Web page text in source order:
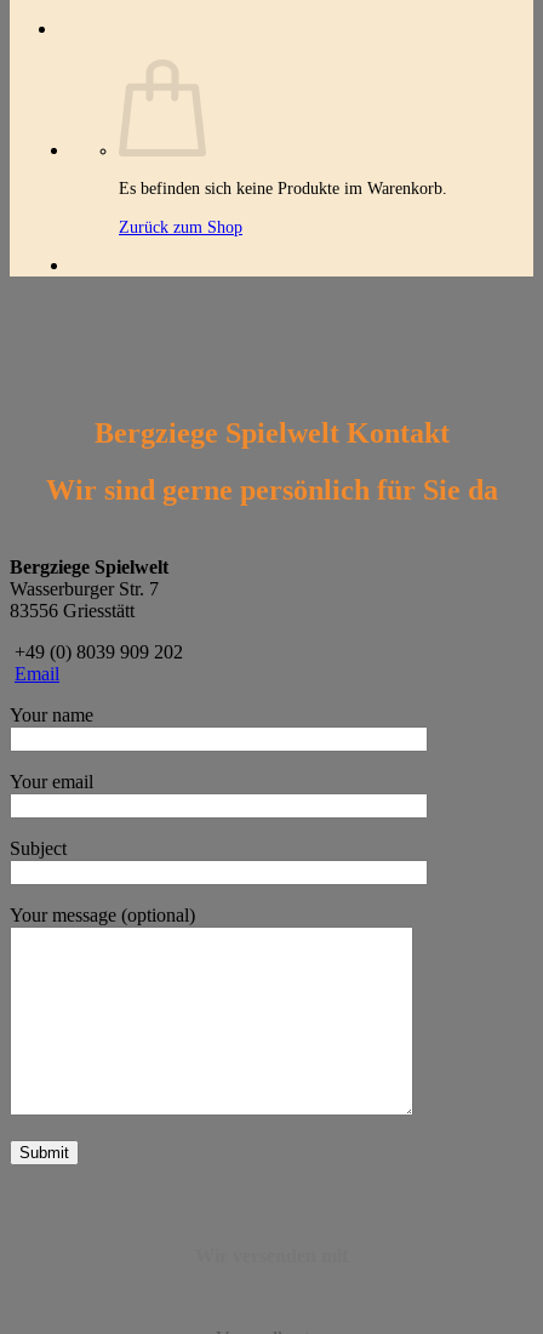
Es befinden sich keine Produkte im Warenkorb.
Zurück zum Shop
Bergziege Spielwelt Kontakt
Wir sind gerne persönlich für Sie da
Bergziege Spielwelt
Wasserburger Str. 7
83556 Griesstätt
+49 (0) 8039 909 202
Email
Your name
Your email
Subject
Your message (optional)